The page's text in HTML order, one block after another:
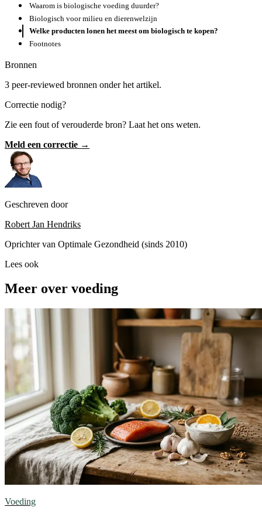
Waarom is biologische voeding duurder?
Biologisch voor milieu en dierenwelzijn
Welke producten lonen het meest om biologisch te kopen?
Footnotes
Bronnen
3 peer-reviewed bronnen onder het artikel.
Correctie nodig?
Zie een fout of verouderde bron? Laat het ons weten.
Meld een correctie →
Geschreven door
Robert Jan Hendriks
Oprichter van Optimale Gezondheid (sinds 2010)
Lees ook
Meer over voeding
Voeding